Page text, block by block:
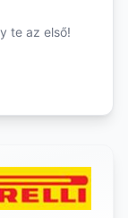
te az első!